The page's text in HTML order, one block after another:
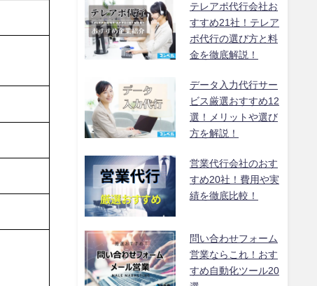
テレアポ代行会社お
すすめ21社！テレア
ポ代行の選び方と料
金を徹底解説！
データ入力代行サー
ビス厳選おすすめ12
選！メリットや選び
方を解説！
営業代行会社のおす
すめ20社！費用や実
績を徹底比較！
問い合わせフォーム
営業ならこれ！おす
すめ自動化ツール20